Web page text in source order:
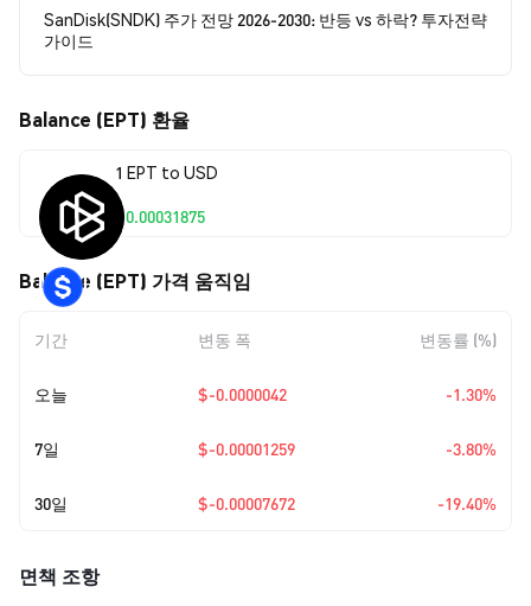
SanDisk(SNDK) 주가 전망 2026-2030: 반등 vs 하락? 투자전략
가이드
Balance (EPT) 환율
1 EPT to USD
$0.00031875
Balance (EPT) 가격 움직임
기간 변동 폭 변동률 (%)
오늘 $-0.0000042 -1.30%
7일 $-0.00001259 -3.80%
30일 $-0.00007672 -19.40%
면책 조항